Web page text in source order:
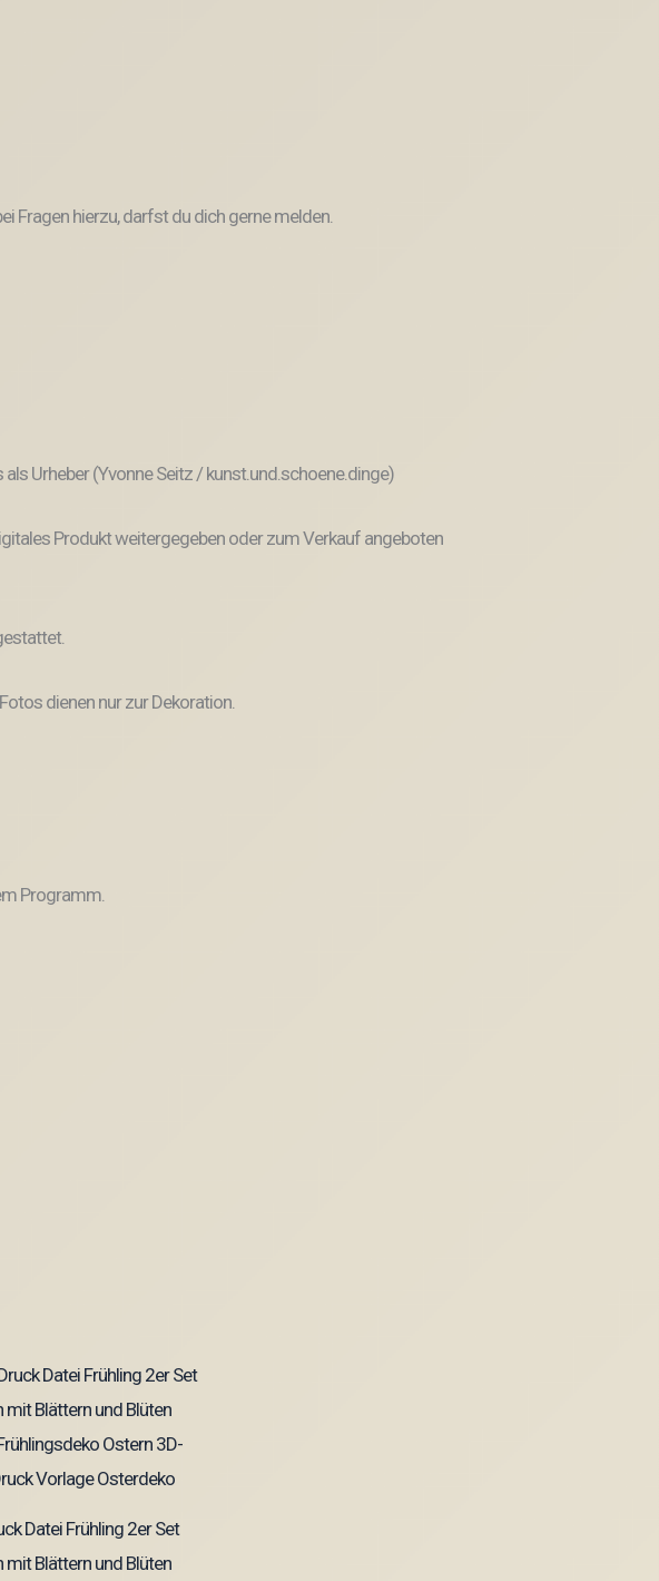
Fragen hierzu, darfst du dich gerne melden.
Urheber (Yvonne Seitz / kunst.und.schoene.dinge)
Produkt weitergegeben oder zum Verkauf angeboten
dienen nur zur Dekoration.
Programm.
Datei Frühling 2er Set
mit Blättern und Blüten